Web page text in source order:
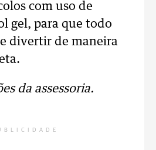
com uso de
gel, para que todo
divertir de maneira
da assessoria.